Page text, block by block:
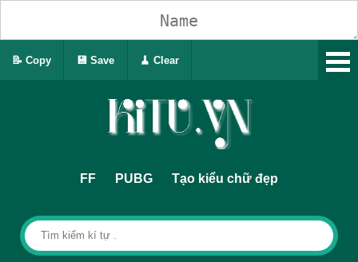
FF PUBG Tạo kiểu chữ đẹp
📝 Copy 💾 Save 🧹 Clear